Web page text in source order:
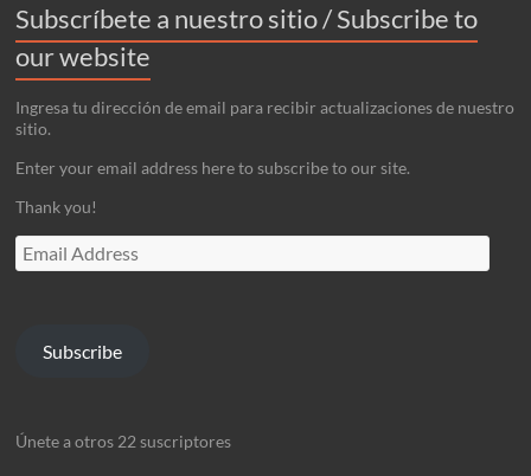
Subscríbete a nuestro sitio / Subscribe to
our website
Ingresa tu dirección de email para recibir actualizaciones de nuestro
sitio.
Enter your email address here to subscribe to our site.
Thank you!
Email
Address
Subscribe
Únete a otros 22 suscriptores